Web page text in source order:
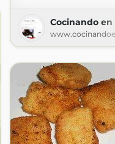
Cocinando en